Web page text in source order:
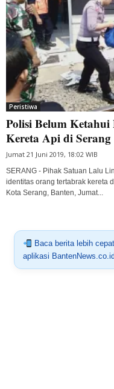
Peristiwa
Polisi Belum
Kereta Api di Serang
Jumat 21 Juni 2019, 18:02 WIB
SERANG - Pihak Satuan Lalu
identitas orang tertabrak kereta
Kota Serang, Banten, Jumat...
Baca berita lebih
aplikasi BantenNews.co.id